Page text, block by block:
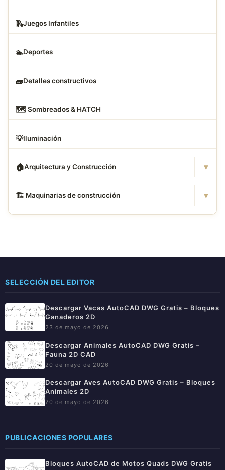
🛝Juegos Infantiles
🏊Deportes
🧱Detalles constructivos
🗺️ Sombreados & HATCH
💡Iluminación
🏠Arquitectura y Construcción ▾
🏗 ️ Maquinarias de construcción ▾
SELECCIÓN DEL EDITOR
Descargar Vacas AutoCAD DWG Gratis – Bloques
Ganaderos 2D
23 de mayo de 2026
Descargar Animales AutoCAD DWG Gratis –
Fauna 2D CAD
20 de mayo de 2026
Descargar Aves AutoCAD DWG Gratis – Bloques
Animales 2D
20 de mayo de 2026
PUBLICACIONES POPULARES
Bloques AutoCAD de Motos Quads DWG Gratis